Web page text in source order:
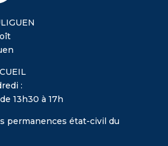
:
13h30 à 17h
permanences état-civil du